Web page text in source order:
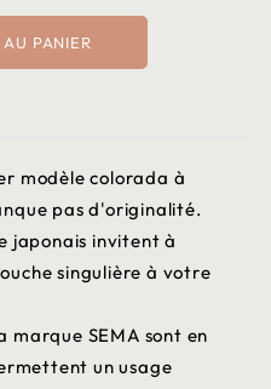
PANIER
modèle colorada à
pas d'originalité.
japonais invitent à
singulière à votre
marque SEMA sont en
un usage